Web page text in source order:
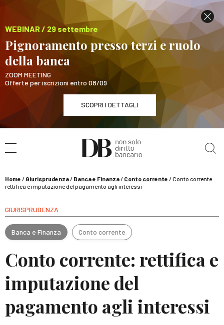
WEBINAR / 29 settembre
Pignoramento presso terzi e ruolo
della banca
ZOOM MEETING
Offerte per iscrizioni entro 08/09
SCOPRI I DETTAGLI
WEBINAR / 29 settembre
Pignoramento presso terzi e ruolo della banca
Home / Giurisprudenza/ Banca e Finanza/ Conto corrente /Conto corrente:
rettifica e imputazione del pagamento agli interessi
GIURISPRUDENZA
Banca e Finanza Conto corrente
Conto corrente: rettifica e
imputazione del
pagamento agli interessi